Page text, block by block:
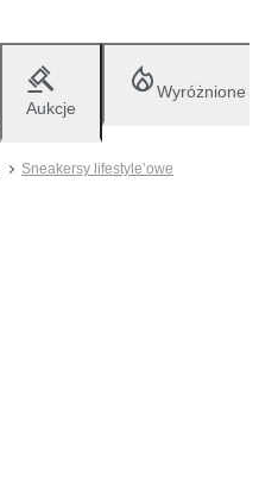
Aukcje
Wyróżnione
Sneakersy lifestyle’owe